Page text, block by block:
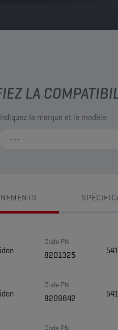
LA
Indiquez la marque et le modèle
Code PN
8201325
Code PN
8209642
Code PN